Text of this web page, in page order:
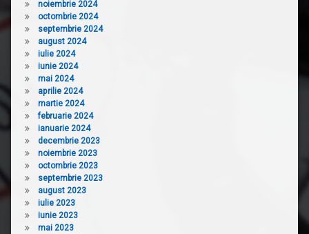
noiembrie 2024
octombrie 2024
septembrie 2024
august 2024
iulie 2024
iunie 2024
mai 2024
aprilie 2024
martie 2024
februarie 2024
ianuarie 2024
decembrie 2023
noiembrie 2023
octombrie 2023
septembrie 2023
august 2023
iulie 2023
iunie 2023
mai 2023